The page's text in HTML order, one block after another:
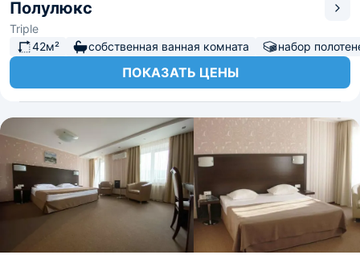
Полулюкс
Triple
42м²
собственная ванная комната набор
ПОКАЗАТЬ ЦЕНЫ